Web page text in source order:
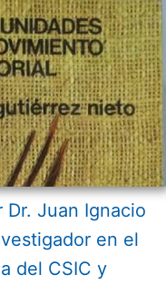
Juan Ignacio
en el
del CSIC y